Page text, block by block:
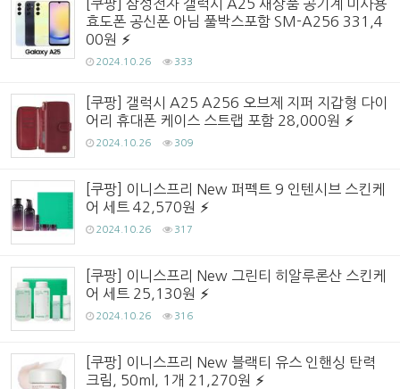
[쿠팡] 삼성전자 갤럭시 A25 새상품 공기계 미사용
효도폰 공신폰 아님 풀박스포함 SM-A256 331,4
00원
2024.10.26 333
[쿠팡] 갤럭시 A25 A256 오브제 지퍼 지갑형 다이
어리 휴대폰 케이스 스트랩 포함 28,000원
2024.10.26 309
[쿠팡] 이니스프리 New 퍼펙트 9 인텐시브 스킨케
어 세트 42,570원
2024.10.26 317
[쿠팡] 이니스프리 New 그린티 히알루론산 스킨케
어 세트 25,130원
2024.10.26 316
[쿠팡] 이니스프리 New 블랙티 유스 인핸싱 탄력
크림, 50ml, 1개 21,270원